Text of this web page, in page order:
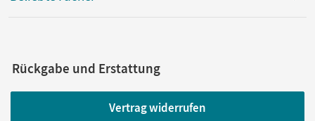
Rückgabe und Erstattung
Vertrag widerrufen